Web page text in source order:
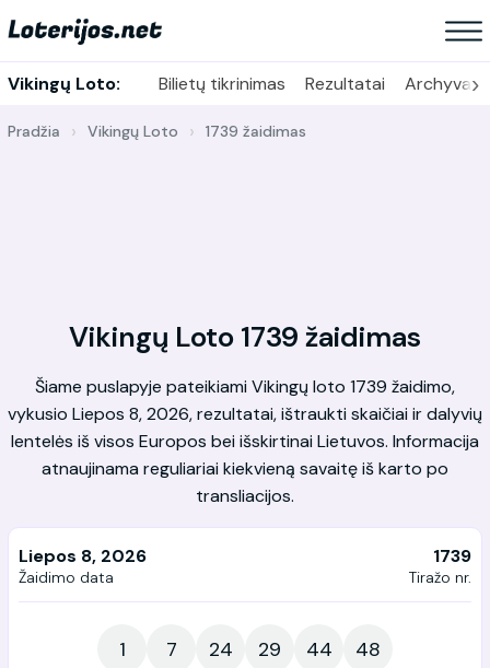
Vikingų Loto: Bilietų tikrinimas Rezultatai Archyvas
›
Pradžia Vikingų Loto 1739 žaidimas
Vikingų Loto 1739 žaidimas
Šiame puslapyje pateikiami Vikingų loto 1739 žaidimo,
vykusio Liepos 8, 2026, rezultatai, ištraukti skaičiai ir dalyvių
lentelės iš visos Europos bei išskirtinai Lietuvos. Informacija
atnaujinama reguliariai kiekvieną savaitę iš karto po
transliacijos.
Liepos 8, 2026
Žaidimo data
1739
Tiražo nr.
1 7 24 29 44 48